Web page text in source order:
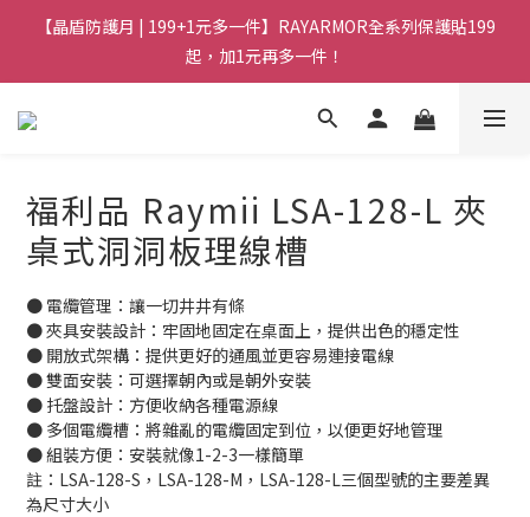
【晶盾防護月 | 199+1元多一件】RAYARMOR全系列保護貼199
起，加1元再多一件！
福利品 Raymii LSA-128-L 夾
桌式洞洞板理線槽
● 電纜管理：讓一切井井有條
● 夾具安裝設計：牢固地固定在桌面上，提供出色的穩定性
● 開放式架構：提供更好的通風並更容易連接電線
● 雙面安裝：可選擇朝內或是朝外安裝
● 托盤設計：方便收納各種電源線
● 多個電纜槽：將雜亂的電纜固定到位，以便更好地管理
● 組裝方便：安裝就像1-2-3一樣簡單
註：LSA-128-S，LSA-128-M，LSA-128-L三個型號的主要差異
為尺寸大小